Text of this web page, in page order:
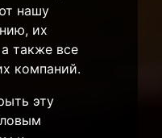
нашу
их
также все
компаний.
эту